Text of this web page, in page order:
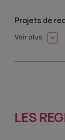
Projets de
LES